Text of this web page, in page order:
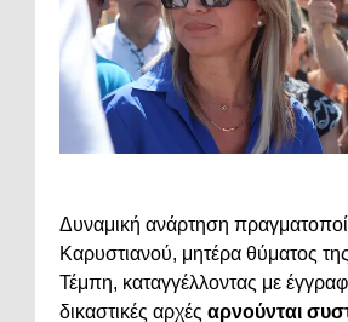
Δυναμική ανάρτηση
Καρυστιανού, μητέρα θύματος
Τέμπη, καταγγέλλοντας με
δικαστικές αρχές αρνούνται